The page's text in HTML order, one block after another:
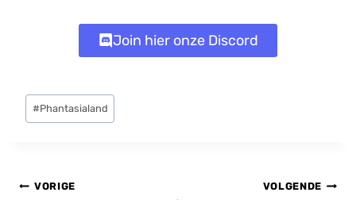
Join hier onze Discord
Bericht
tags:
#Phantasialand
Bericht
VORIGE VOLGENDE